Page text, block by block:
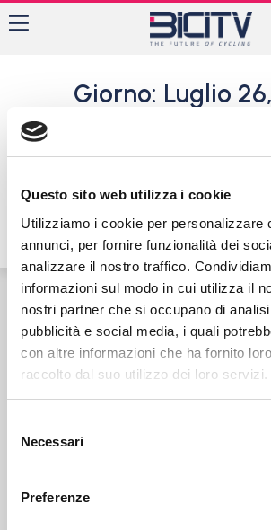
Questo sito web utilizza i cookie
Utilizziamo i cookie per personalizzare
annunci, per fornire funzionalità dei
analizzare il nostro traffico.
informazioni sul modo in cui utilizza il
nostri partner che si occupano di
pubblicità e social media, i quali
con altre informazioni che ha fornito
raccolto dal suo utilizzo dei loro servizi.
delNecessari
Preferenze
Giorno: Luglio
Tour. Tony
crono. Bravo
giallo a Parigi
26 Luglio 2014